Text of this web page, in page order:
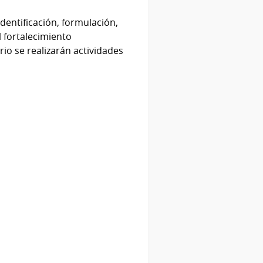
formulación,
fortalecimiento
se realizarán actividades